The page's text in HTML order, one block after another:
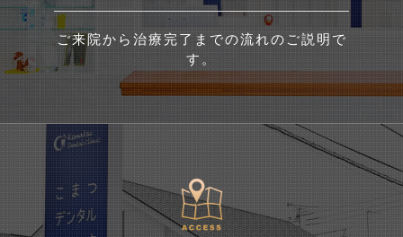
ご来院から治療完了までの流れのご説明で
す。